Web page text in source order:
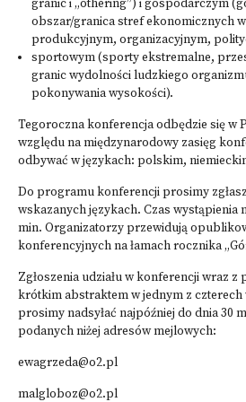
granic i „othering”) i gospodarczym
obszar/granica stref ekonomicznych
produkcyjnym, organizacyjnym,
sportowym (sporty ekstremalne,
granic wydolności ludzkiego
pokonywania wysokości).
Tegoroczna konferencja odbędzie się w
względu na międzynarodowy zasięg
odbywać w językach: polskim,
Do programu konferencji prosimy
wskazanych językach. Czas wystąpienia
min. Organizatorzy przewidują
konferencyjnych na łamach rocznika
Zgłoszenia udziału w konferencji wraz z
krótkim abstraktem w jednym z
prosimy nadsyłać najpóźniej do dnia 30
podanych niżej adresów mejlowych:
ewagrzeda@o2.pl
malgloboz@o2.pl